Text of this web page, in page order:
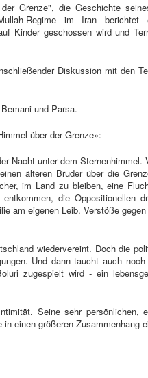
Grenze", die Geschichte
Regime im Iran
Kinder geschossen wird und
Diskussion mit den
und Parsa.
über der Grenze»:
Nacht unter dem Sternenhimmel.
älteren Bruder über die
im Land zu bleiben, eine
die Oppositionellen
am eigenen Leib. Verstöße
wiedervereint. Doch die
Und dann taucht auch
zugespielt wird - ein
Seine sehr persönlichen,
einen größeren Zusammenhang